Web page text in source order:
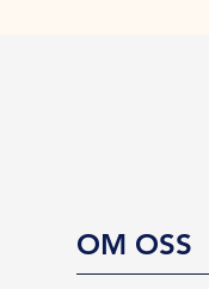
OM OSS